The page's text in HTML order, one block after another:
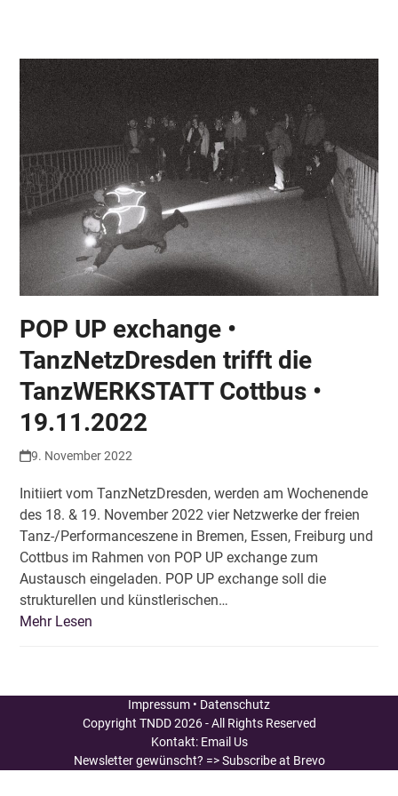
menu
menu
POP UP exchange •
TanzNetzDresden trifft die
TanzWERKSTATT Cottbus •
19.11.2022
9. November 2022
Initiiert vom TanzNetzDresden, werden am Wochenende
des 18. & 19. November 2022 vier Netzwerke der freien
Tanz-/Performanceszene in Bremen, Essen, Freiburg und
Cottbus im Rahmen von POP UP exchange zum
Austausch eingeladen. POP UP exchange soll die
strukturellen und künstlerischen…
Mehr Lesen
Impressum • Datenschutz
Copyright TNDD2026 - All Rights Reserved
Kontakt: Email Us
Newsletter gewünscht? => Subscribe at Brevo